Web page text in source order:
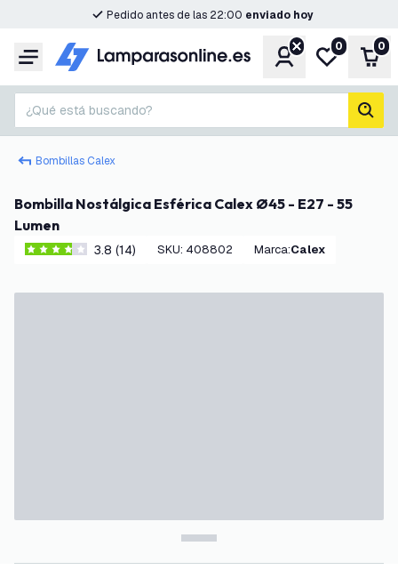
Pedido antes de las 22:00 enviado hoy
Menú CuentaMi lista de
0 0
¿Qué está buscando?
Bombillas Calex
Bombilla Nostálgica Esférica Calex Ø45 - E27 - 55
Lumen
3.8 estrellas de puntuación
3.8 (14) SKU: 408802 Marca: Calex